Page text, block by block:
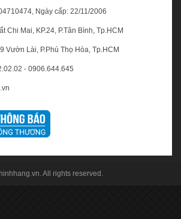
Ngày cấp: 22/11/2006
Chi Mai, KP.24, P.Tân Bình, Tp.HCM
Vườn Lài, P.Phú Thọ Hòa, Tp.HCM
- 0906.644.645
. All rights reserved.